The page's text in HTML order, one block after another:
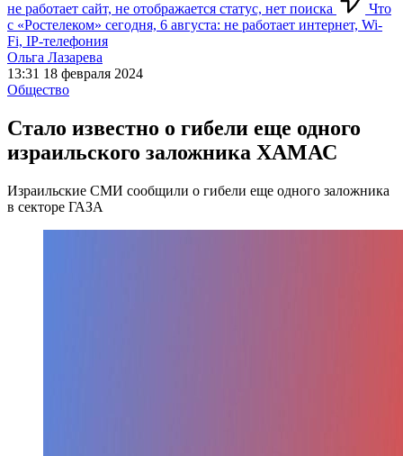
не работает сайт, не отображается статус, нет поиска
Что
с «Ростелеком» сегодня, 6 августа: не работает интернет, Wi-
Fi, IP-телефония
Ольга Лазарева
13:31 18 февраля 2024
Общество
Стало известно о гибели еще одного
израильского заложника ХАМАС
Израильские СМИ сообщили о гибели еще одного заложника
в секторе ГАЗА